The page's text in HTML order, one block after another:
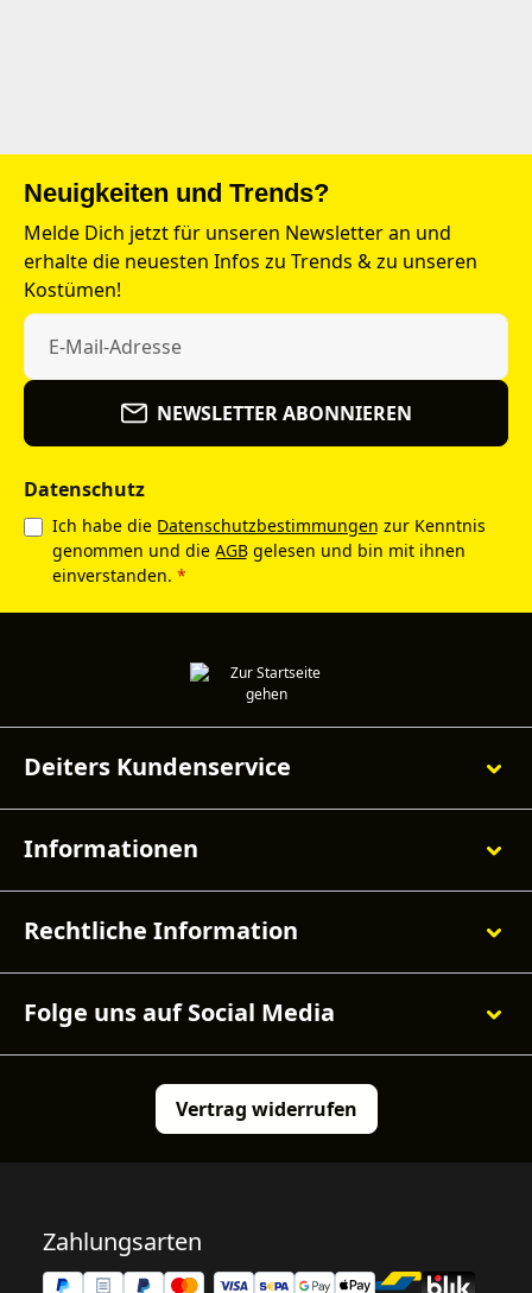
Neuigkeiten und Trends?
Melde Dich jetzt für unseren Newsletter an und
erhalte die neuesten Infos zu Trends & zu unseren
Kostümen!
NEWSLETTER ABONNIEREN
Datenschutz
Ich habe die Datenschutzbestimmungen zur Kenntnis
genommen und die AGB gelesen und bin mit ihnen
einverstanden. *
Deiters Kundenservice
Informationen
Rechtliche Information
Folge uns auf Social Media
Vertrag widerrufen
Zahlungsarten